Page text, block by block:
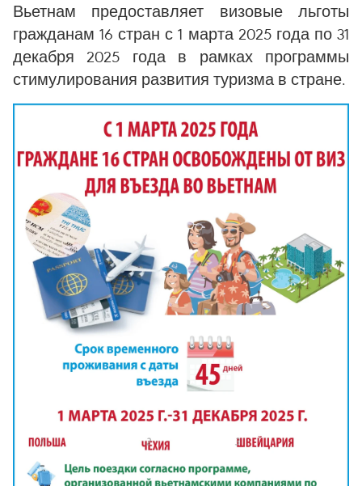
Вьетнам предоставляет визовые льготы
гражданам 16 стран с 1 марта 2025 года по 31
декабря 2025 года в рамках программы
стимулирования развития туризма в стране.